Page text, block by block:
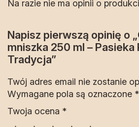
Na razie nie ma opinii o
Napisz pierwszą opinię o
mniszka 250 ml – Pasieka
Tradycja”
Twój adres email nie zostanie
Wymagane pola są oznaczone *
Twoja ocena *